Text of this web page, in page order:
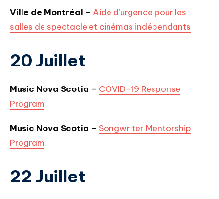
Ville de Montréal – Aide d’urgence pour les
salles de spectacle et cinémas indépendants
20 Juillet
Music Nova Scotia – COVID-19 Response
Program
Music Nova Scotia – Songwriter Mentorship
Program
22 Juillet